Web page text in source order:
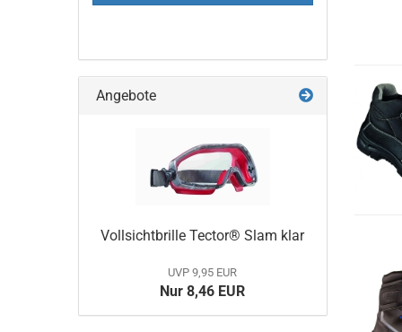
Angebote
Vollsichtbrille Tector® Slam klar
UVP 9,95 EUR
Nur 8,46 EUR